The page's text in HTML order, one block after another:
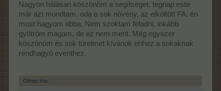
Sok sikert.
Nagyon hálásan köszönöm a segítséget, tegnap este
már azt mondtam, oda a sok növény, az elköltött FA, én
most hagyom abba. Nem szoktam feladni, inkább
gyötröm magam, de ez nem ment. Még egyszer
köszönöm és sok türelmet kívánok ehhez a sokaknak
rendhagyó eventhez.
Othep írta: ↑